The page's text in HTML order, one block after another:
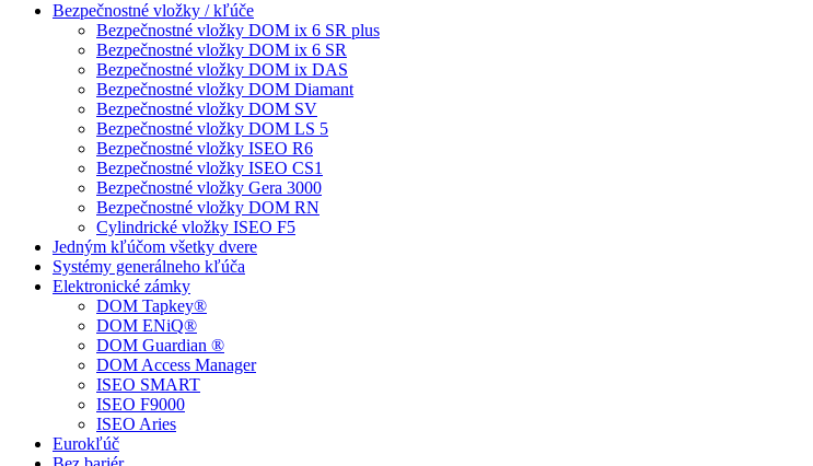
Bezpečnostné vložky / kľúče
Bezpečnostné vložky DOM ix 6 SR plus
Bezpečnostné vložky DOM ix 6 SR
Bezpečnostné vložky DOM ix DAS
Bezpečnostné vložky DOM Diamant
Bezpečnostné vložky DOM SV
Bezpečnostné vložky DOM LS 5
Bezpečnostné vložky ISEO R6
Bezpečnostné vložky ISEO CS1
Bezpečnostné vložky Gera 3000
Bezpečnostné vložky DOM RN
Cylindrické vložky ISEO F5
Jedným kľúčom všetky dvere
Systémy generálneho kľúča
Elektronické zámky
DOM Tapkey®
DOM ENiQ®
DOM Guardian ®
DOM Access Manager
ISEO SMART
ISEO F9000
ISEO Aries
Eurokľúč